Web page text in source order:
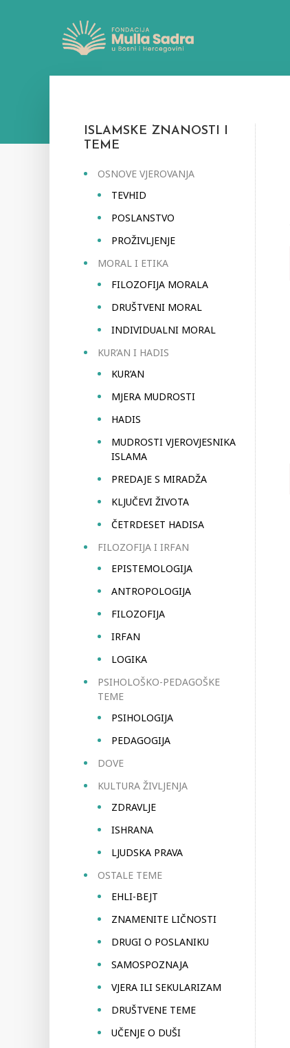
ISLAMSKE ZNANOSTI I
TEME
OSNOVE VJEROVANJA
TEVHID
POSLANSTVO
PROŽIVLJENJE
MORAL I ETIKA
FILOZOFIJA MORALA
DRUŠTVENI MORAL
INDIVIDUALNI MORAL
KUR’AN I HADIS
KUR’AN
MJERA MUDROSTI
HADIS
MUDROSTI VJEROVJESNIKA
ISLAMA
PREDAJE S MIRADŽA
KLJUČEVI ŽIVOTA
ČETRDESET HADISA
FILOZOFIJA I IRFAN
EPISTEMOLOGIJA
ANTROPOLOGIJA
FILOZOFIJA
IRFAN
LOGIKA
PSIHOLOŠKO-PEDAGOŠKE
TEME
PSIHOLOGIJA
PEDAGOGIJA
DOVE
KULTURA ŽIVLJENJA
ZDRAVLJE
ISHRANA
LJUDSKA PRAVA
OSTALE TEME
EHLI-BEJT
ZNAMENITE LIČNOSTI
DRUGI O POSLANIKU
SAMOSPOZNAJA
VJERA ILI SEKULARIZAM
DRUŠTVENE TEME
UČENJE O DUŠI